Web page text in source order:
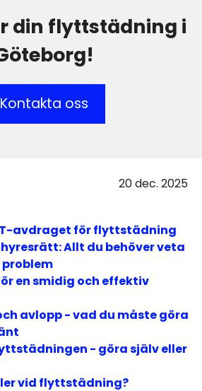
din flyttstädning i
Kontakta oss
20 dec. 2025
avdraget för flyttstädning
Allt du behöver veta
en smidig och effektiv
avlopp - vad du måste göra
- göra själv eller
vid flyttstädning?